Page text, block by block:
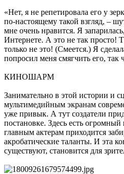
«Нет, я не репетировала его у
по-настоящему такой взгляд, –
мне очень нравится. Я
Интернете. А это не так просто!
только не это! (Смеется.) Я
попросил меня смягчить его,
КИНОШАРМ
Занимательно в этой истории и
мультимедийным экранам
уже привык. А тут создатели
постановке. Здесь есть
главным актерам приходится
акробатические таланты. И эта
существуют, становится для